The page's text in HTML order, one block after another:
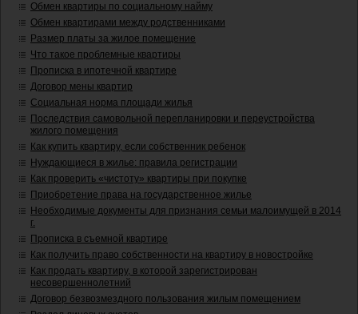
Обмен квартиры по социальному найму
Обмен квартирами между родственниками
Размер платы за жилое помещение
Что такое проблемные квартиры
Прописка в ипотечной квартире
Договор мены квартир
Социальная норма площади жилья
Последствия самовольной перепланировки и переустройства
жилого помещения
Как купить квартиру, если собственник ребенок
Нуждающиеся в жилье: правила регистрации
Как проверить «чистоту» квартиры при покупке
Приобретение права на государственное жилье
Необходимые документы для признания семьи малоимущей в 2014
г.
Прописка в съемной квартире
Как получить право собственности на квартиру в новостройке
Как продать квартиру, в которой зарегистрирован
несовершеннолетний
Договор безвозмездного пользования жилым помещением